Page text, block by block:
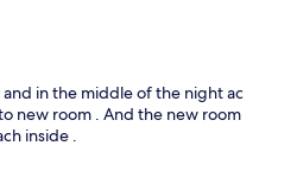
in the middle of the night ac
new room . And the new room
inside .